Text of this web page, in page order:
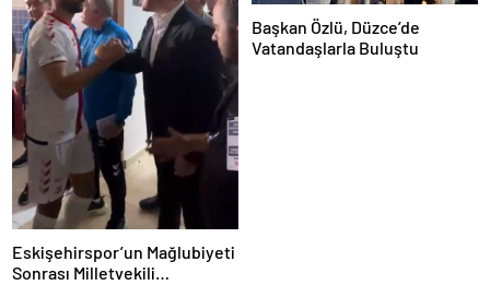
Eskişehirspor’un Mağlubiyeti
Sonrası Milletvekili
Başkan Özlü, Düzce’de
Vatandaşlarla Buluştu